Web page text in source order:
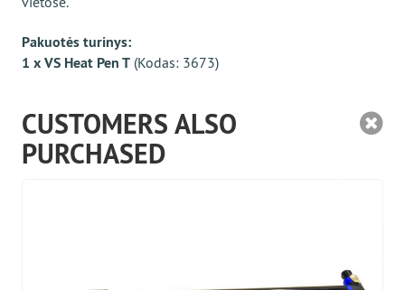
Pakuotės turinys:
1 x VS Heat Pen T (Kodas: 3673)
CUSTOMERS ALSO
PURCHASED